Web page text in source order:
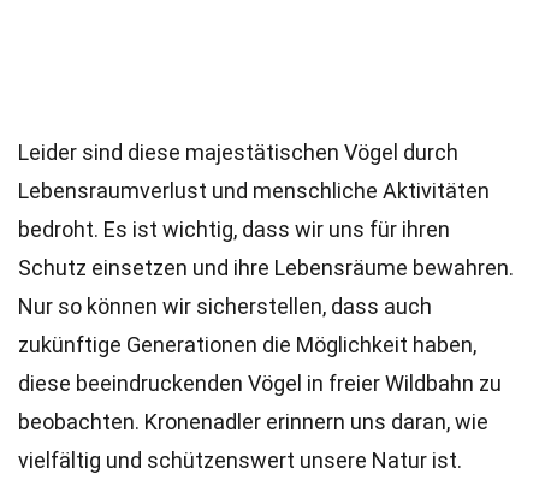
Leider sind diese majestätischen Vögel durch
Lebensraumverlust und menschliche Aktivitäten
bedroht. Es ist wichtig, dass wir uns für ihren
Schutz einsetzen und ihre Lebensräume bewahren.
Nur so können wir sicherstellen, dass auch
zukünftige Generationen die Möglichkeit haben,
diese beeindruckenden Vögel in freier Wildbahn zu
beobachten. Kronenadler erinnern uns daran, wie
vielfältig und schützenswert unsere Natur ist.